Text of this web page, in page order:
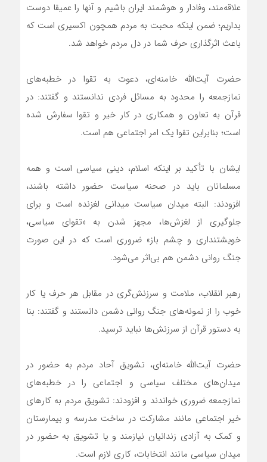
علاقه‌مند، وفادار و هوشمند ایران باشیم و آنها را عمیقا دوست
بداریم؛ ضمن اینکه محبت به مردم همچون اکسیری است که
باعث اثرگذاری حرف شما در دل مردم خواهد شد.
حضرت آیت‌الله خامنه‌ای، دعوت به تقوا در خطبه‌های
نمازجمعه را محدود به مسائل فردی ندانستند و گفتند: در
قرآن به تعاون و همکاری در کار خیر و تقوا سفارش شده
است؛ بنابراین تقوا یک امر اجتماعی هم است.
ایشان با تأکید بر اینکه اسلام، دینی سیاسی است و همه
مسلمانان باید در صحنه سیاست حضور داشته باشند،
افزودند: البته میدان سیاست میدانی لغزنده است و برای
جلوگیری از لغزش‌ها، مجهز شدن به «تقوای سیاسی،
خویشتنداری و چشم باز» ضروری است که در این صورت
جنگ روانی دشمن هم بی‌اثر می‌شود.
رهبر انقلاب، ملامت و سرزنش‌گری در مقابل هر حرف یا کار
خوب را از نمونه‌های جنگ روانی دشمن دانستند و گفتند: بنا
به دستور قرآن از سرزنش‌ها نباید ترسید.
حضرت آیت‌الله خامنه‌ای، تشویق آحاد مردم به حضور در
میدان‌های مختلف سیاسی و اجتماعی را در خطبه‌های
نمازجمعه ضروری خواندند و افزودند: تشویق مردم به کارهای
خیر اجتماعی مانند مشارکت در ساخت مدرسه و بیمارستان
و کمک به آزادی زندانیان نیازمند و یا تشویق به حضور در
میدان سیاسی مانند انتخابات، کاری لازم است.